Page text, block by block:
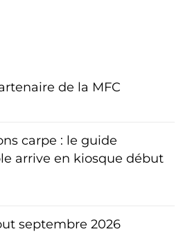
de la MFC
carpe : le guide
arrive en kiosque début
septembre 2026